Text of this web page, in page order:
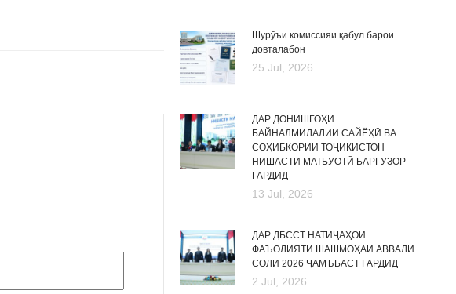
Шурӯъи комиссияи қабул барои
довталабон
25 Jul, 2026
ДАР ДОНИШГОҲИ
БАЙНАЛМИЛАЛИИ САЙЁҲӢ ВА
СОҲИБКОРИИ ТОҶИКИСТОН
НИШАСТИ МАТБУОТӢ БАРГУЗОР
ГАРДИД
13 Jul, 2026
ДАР ДБССТ НАТИҶАҲОИ
ФАЪОЛИЯТИ ШАШМОҲАИ АВВАЛИ
СОЛИ 2026 ҶАМЪБАСТ ГАРДИД
2 Jul, 2026